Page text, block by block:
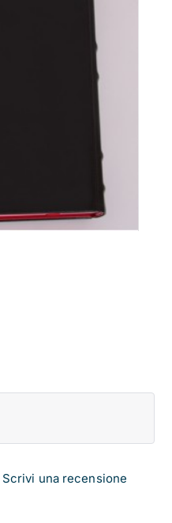
Scrivi una recensione